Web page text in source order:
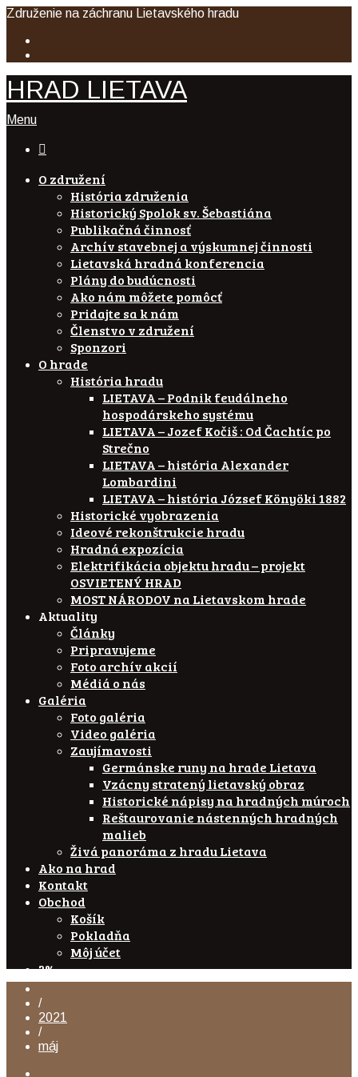
Združenie na záchranu Lietavského hradu
HRAD LIETAVA
Menu

O združení
História združenia
Historický Spolok sv. Šebastiána
Publikačná činnosť
Archív stavebnej a výskumnej činnosti
Lietavská hradná konferencia
Plány do budúcnosti
Ako nám môžete pomôcť
Pridajte sa k nám
Členstvo v združení
Sponzori
O hrade
História hradu
LIETAVA – Podnik feudálneho
hospodárskeho systému
LIETAVA – Jozef Kočiš : Od Čachtíc po
Strečno
LIETAVA – história Alexander
Lombardini
LIETAVA – história József Könyöki 1882
Historické vyobrazenia
Ideové rekonštrukcie hradu
Hradná expozícia
Elektrifikácia objektu hradu – projekt
OSVIETENÝ HRAD
MOST NÁRODOV na Lietavskom hrade
Aktuality
Články
Pripravujeme
Foto archív akcií
Médiá o nás
Galéria
Foto galéria
Video galéria
Zaujímavosti
Germánske runy na hrade Lietava
Vzácny stratený lietavský obraz
Historické nápisy na hradných múroch
Reštaurovanie nástenných hradných
malieb
Živá panoráma z hradu Lietava
Ako na hrad
Kontakt
Obchod
Košík
Pokladňa
Môj účet
2%
/
2021
/
máj